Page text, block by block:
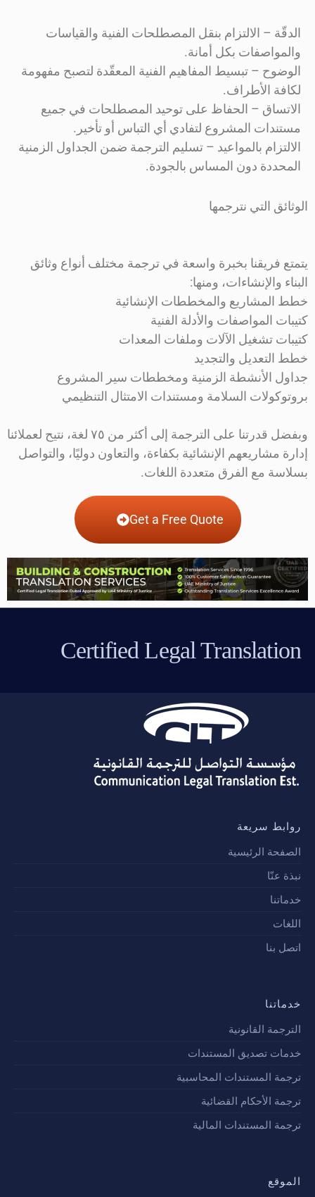
الدقّة – الالتزام بنقل المصطلحات الفنية والقياسات
والمواصفات بكل أمانة.
الوضوح – تبسيط المفاهيم الفنية المعقّدة لتصبح مفهومة
لكافة الأطراف.
الاتساق – الحفاظ على توحيد المصطلحات في جميع
مستندات المشروع لتفادي أي التباس أو تأخير.
الالتزام بالمواعيد – تسليم الترجمة ضمن الجداول الزمنية
المحددة دون المساس بالجودة.
الوثائق التي نترجمها
يتمتع فريقنا بخبرة واسعة في ترجمة مختلف أنواع وثائق
البناء والإنشاءات، ومنها:
خطط المشاريع والمخططات الإنشائية
كتيبات المواصفات والأدلة الفنية
كتيبات تشغيل الآلات وملفات المعدات
خطط التعديل والتجديد
جداول الأنشطة الزمنية ومخططات سير المشروع
بروتوكولات السلامة ومستندات الامتثال التنظيمي
وبفضل قدرتنا على الترجمة إلى أكثر من ٧٥ لغة، نتيح لعملائنا
إدارة مشاريعهم الإنشائية بكفاءة، والتعاون دوليًا، والتواصل
بسلاسة مع الفرق متعددة اللغات.
Get a Free Quote
Certified Legal Translation
روابط سريعة
الصفحة الرئيسية
نبذة عنّا
خدماتنا
اللغات
اتصل بنا
خدماتنا
الترجمة القانونية
خدمات تصديق المستندات
ترجمة المستندات المحاسبية
ترجمة الأحكام القضائية
ترجمة المستندات المالية
الموقع